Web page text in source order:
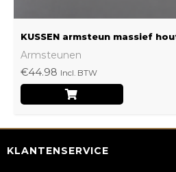
KUSSEN armsteun massief
Armsteunen
€44.98 Incl. BTW
KLANTENSERVICE